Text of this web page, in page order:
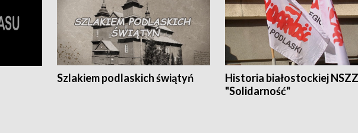
Szlakiem podlaskich świątyń
Historia białostockiej NSZZ
"Solidarność"